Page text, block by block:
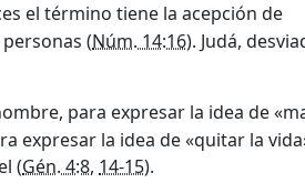
el término tiene la acepción de
(Núm. 14:16). Judá,
para expresar la idea de
expresar la idea de «quitar la
(Gén. 4:8, 14-15).